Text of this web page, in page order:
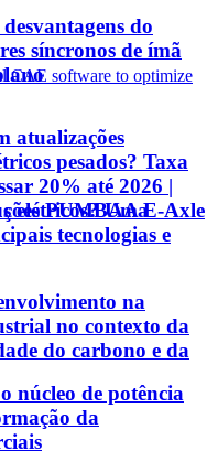
do
síncronos de ímã
atualizações
pesados? Taxa
20% até 2026 |
PUMBAA E-Axle
elétricos? Uma
tecnologias e
na
no contexto da
do carbono e da
núcleo de potência
da